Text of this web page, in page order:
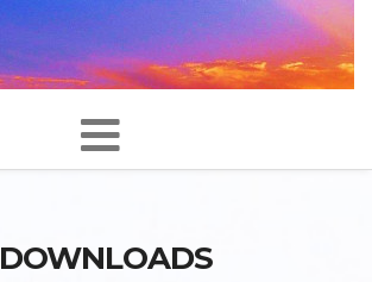
DOWNLOADS